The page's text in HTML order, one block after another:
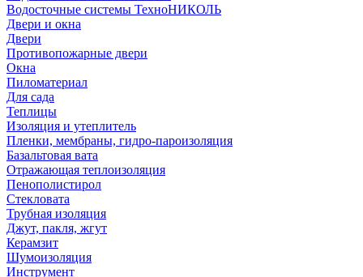
Водосточные системы ТехноНИКОЛЬ
Двери и окна
Двери
Противопожарные двери
Окна
Пиломатериал
Для сада
Теплицы
Изоляция и утеплитель
Пленки, мембраны, гидро-пароизоляция
Базальтовая вата
Отражающая теплоизоляция
Пенополистирол
Стекловата
Трубная изоляция
Джут, пакля, жгут
Керамзит
Шумоизоляция
Инструмент